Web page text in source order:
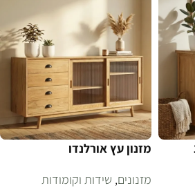
מזנון עץ אורלנדו
מזנונים, שידות וקומודות